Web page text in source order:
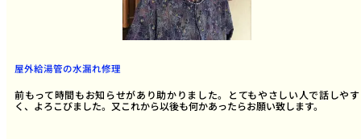
屋外給湯管の水漏れ修理
前もって時間もお知らせがあり助かりました。とてもやさしい人で話しやす
く、よろこびました。又これから以後も何かあったらお願い致します。